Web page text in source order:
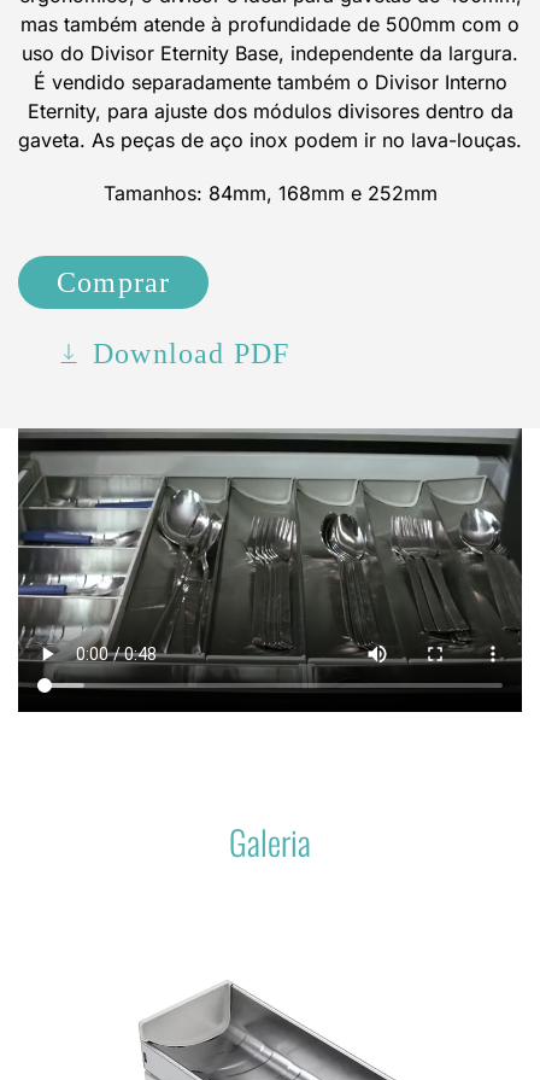
mas também atende à profundidade de 500mm com o
uso do Divisor Eternity Base, independente da largura.
É vendido separadamente também o Divisor Interno
Eternity, para ajuste dos módulos divisores dentro da
gaveta. As peças de aço inox podem ir no lava-louças.
Tamanhos: 84mm, 168mm e 252mm
Comprar
Download PDF
Galeria